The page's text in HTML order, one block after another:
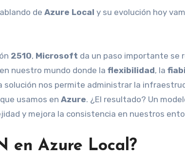
de Azure Local y su evolución hoy
2510, Microsoft da un paso importante se
nuestro mundo donde la flexibilidad, la
solución nos permite administrar la
usamos en Azure. ¿El resultado? Un
y mejora la consistencia en nuestros
en Azure Local?